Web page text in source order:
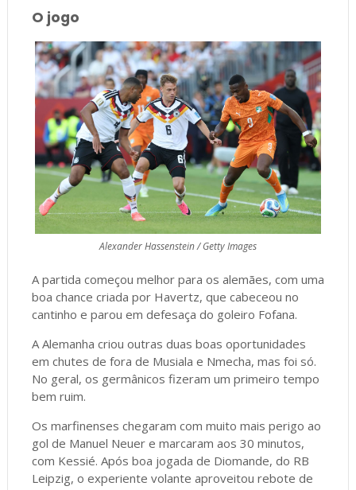
O jogo
Alexander Hassenstein / Getty Images
A partida começou melhor para os alemães, com uma
boa chance criada por Havertz, que cabeceou no
cantinho e parou em defesaça do goleiro Fofana.
A Alemanha criou outras duas boas oportunidades
em chutes de fora de Musiala e Nmecha, mas foi só.
No geral, os germânicos fizeram um primeiro tempo
bem ruim.
Os marfinenses chegaram com muito mais perigo ao
gol de Manuel Neuer e marcaram aos 30 minutos,
com Kessié. Após boa jogada de Diomande, do RB
Leipzig, o experiente volante aproveitou rebote de